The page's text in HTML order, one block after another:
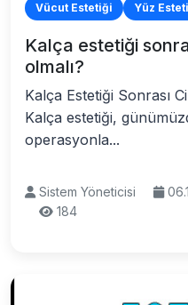
Vücut Estetiği Yüz
Kalça estetiği
olmalı?
Kalça Estetiği Sonrası
Kalça estetiği,
operasyonla...
Sistem Yöneticisi
184